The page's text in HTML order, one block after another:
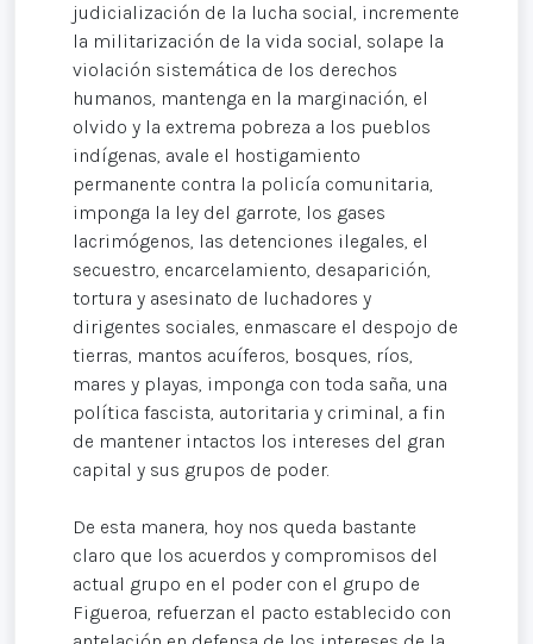
judicialización de la lucha social, incremente
la militarización de la vida social, solape la
violación sistemática de los derechos
humanos, mantenga en la marginación, el
olvido y la extrema pobreza a los pueblos
indígenas, avale el hostigamiento
permanente contra la policía comunitaria,
imponga la ley del garrote, los gases
lacrimógenos, las detenciones ilegales, el
secuestro, encarcelamiento, desaparición,
tortura y asesinato de luchadores y
dirigentes sociales, enmascare el despojo de
tierras, mantos acuíferos, bosques, ríos,
mares y playas, imponga con toda saña, una
política fascista, autoritaria y criminal, a fin
de mantener intactos los intereses del gran
capital y sus grupos de poder.
De esta manera, hoy nos queda bastante
claro que los acuerdos y compromisos del
actual grupo en el poder con el grupo de
Figueroa, refuerzan el pacto establecido con